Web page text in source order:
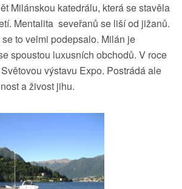
Milánskou katedrálu, která se stavěla
Mentalita seveřanů se liší od jižanů.
to velmi podepsalo. Milán je
spoustou luxusních obchodů. V roce
výstavu Expo. Postrádá ale
a živost jihu.